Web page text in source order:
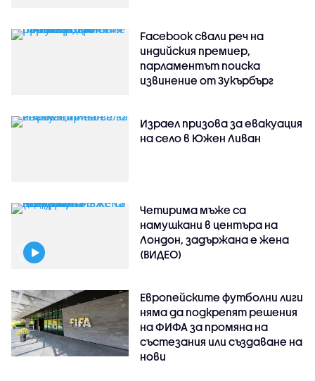
Facebook свали реч на
индийския премиер,
парламентът поиска
извинение от Зукърбърг
Израел призова за евакуация
на село в Южен Ливан
Четирима мъже са
намушкани в центъра на
Лондон, задържана е жена
(ВИДЕО)
Европейските футболни лиги
няма да подкрепят решения
на ФИФА за промяна на
състезания или създаване на
нови